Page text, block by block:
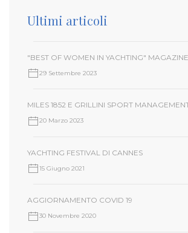
Ultimi articoli
"BEST OF WOMEN IN YACHTING" MAGAZINE
29 Settembre 2023
MILES 1852 E GRILLINI SPORT
20 Marzo 2023
YACHTING FESTIVAL DI CANNES
15 Giugno 2021
AGGIORNAMENTO COVID 19
30 Novembre 2020